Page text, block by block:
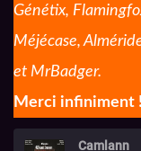
Génétix,
Méjécase,
et MrBadger.
Merci infiniment !
Camlann